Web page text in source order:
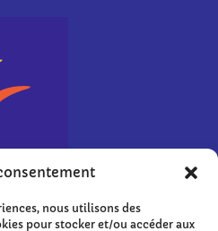
nous utilisons des
pour stocker et/ou accéder aux